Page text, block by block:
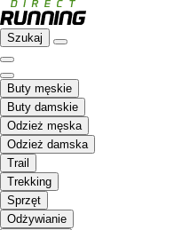
Szukaj
Buty męskie
Buty damskie
Odzież męska
Odzież damska
Trail
Trekking
Sprzęt
Odżywianie